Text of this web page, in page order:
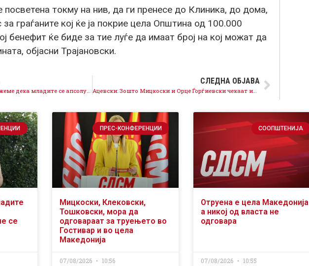
токму на нив, да ги пренесе до Клиника, до дома,
граѓаните кој ќе ја покрие цела Општина од 100.000
бенефит ќе биде за тие луѓе да имаат број на кој можат да
објасни Трајановски.
СЛЕДНА ОБЈАВА
се
ПРЕС-КОНФЕРЕНЦИИ
Мицкоски, Клековски,
Тошковски, мора да
одговараат за труењето во
Гостивар и во цела
Македонија
07/08/2026 10:56
СООПШТЕНИЈА
Отруена е цела Македонија
а никој од власта не
одговара
07/08/2026 10:55